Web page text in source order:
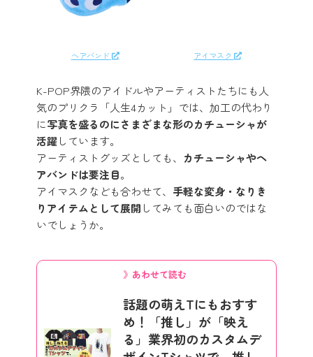
ヘアバンド アイマスク
K-POP界隈のアイドルやアーティストたちにも人
気のプリクラ「人生4カット」では、加工の代わり
に写真を盛るのにさまざまな形のカチューシャが
活躍しています。
アーティストグッズとしても、
カチューシャやヘ
アバンドは要注目。
アイマスクなども合わせて、 手軽な変身・なりき
りアイテムとして展開 してみても面白いのではな
いでしょうか。
》あわせて読む
話題の萌えTにもおすす
め！「推し」が「映え
る」業界初のカスタムデ